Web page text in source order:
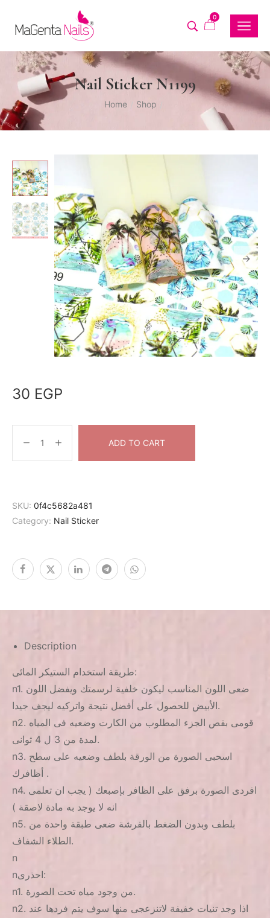
0
Nail Sticker N1199
Home Shop
30 EGP
ADD TO CART
SKU: 0f4c5682a481
Category: Nail Sticker
Description
طريقة استخدام الستيكر المائى:
n1. ضعى اللون المناسب ليكون خلفية لرسمتك ويفضل اللون
الأبيض للحصول على أفضل نتيجة واتركيه ليجف جيدا.
n2. قومى بقص الجزء المطلوب من الكارت وضعيه فى المياه
لمدة من 3 ل 4 ثوانى.
n3. اسحبى الصورة من الورقة بلطف وضعيه على سطح
أظافرك .
n4. افردى الصورة برفق على الظافر بإصبعك ( يجب ان تعلمى
انه لا يوجد به مادة لاصقة )
n5. بلطف وبدون الضغط بالفرشة ضعى طبقة واحدة من
الطلاء الشفاف.
n
nاحذرى:
n1. من وجود مياه تحت الصورة.
n2. اذا وجد تنيات خفيفة لاتنزعجى منها سوف يتم فردها عند